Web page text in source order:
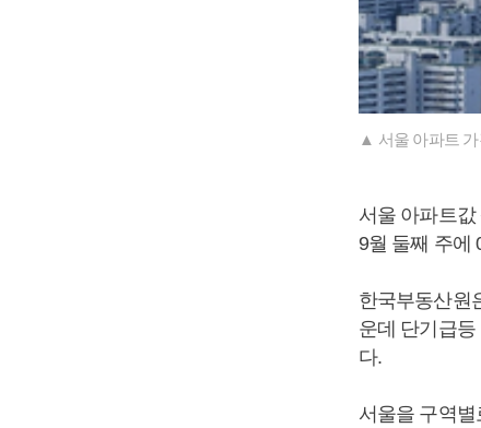
▲ 서울 아파트
서울 아파트값
9월 둘째 주에
한국부동산원
운데 단기급등
다.
서울을 구역